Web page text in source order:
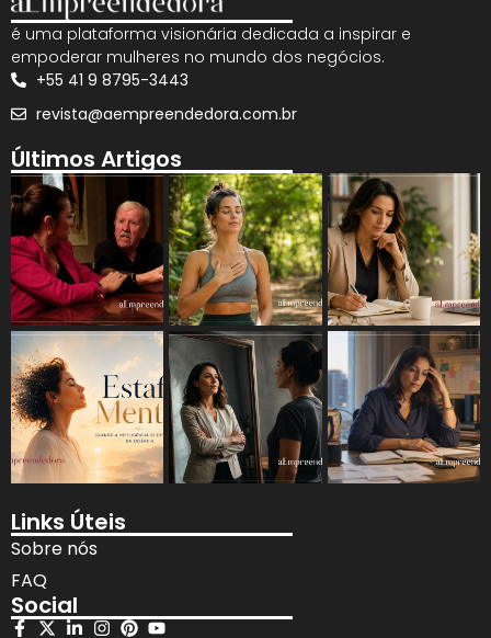
é uma plataforma visionária dedicada a inspirar e
empoderar mulheres no mundo dos negócios.
+55 41 9 8795-3443
revista@aempreendedora.com.br
Últimos Artigos
Links Úteis
Sobre nós
FAQ
Social